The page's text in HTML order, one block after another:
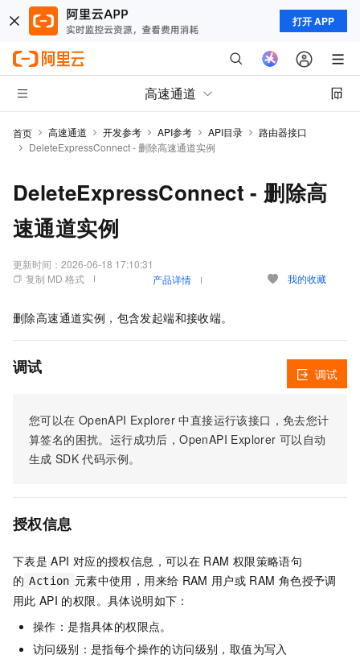
打开 APP
高速通道
首页 高速通道 开发参考 API参考 API目录
路由器接口
DeleteExpressConnect - 删除高速通道实例
DeleteExpressConnect - 删除高
速通道实例
更新时间： 2026-06-18 17:10:31
复制 MD 格式
产品详情 我的收藏
删除高速通道实例，包含发起端和接收端。
调试
您可以在 OpenAPI Explorer 中直接运行该接口，免去您计
算签名的困扰。运行成功后，OpenAPI Explorer 可以自动
生成 SDK 代码示例。
调试
授权信息
下表是 API 对应的授权信息，可以在 RAM 权限策略语句
的 Action 元素中使用，用来给 RAM 用户或 RAM 角色授予调
用此 API 的权限。具体说明如下：
操作：是指具体的权限点。
访问级别：是指每个操作的访问级别，取值为写入